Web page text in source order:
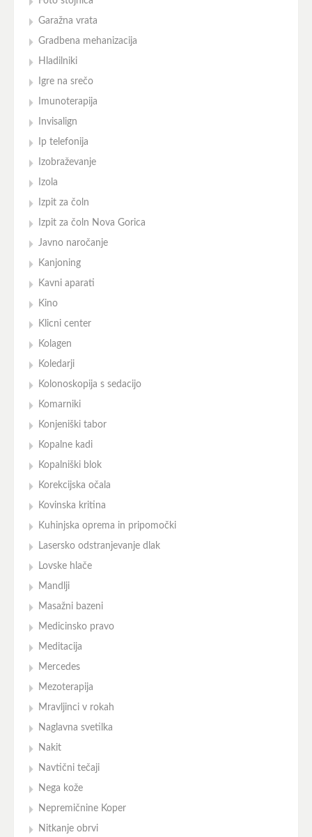
Garažna vrata
Gradbena mehanizacija
Hladilniki
Igre na srečo
Imunoterapija
Invisalign
Ip telefonija
Izobraževanje
Izola
Izpit za čoln
Izpit za čoln Nova Gorica
Javno naročanje
Kanjoning
Kavni aparati
Kino
Klicni center
Kolagen
Koledarji
Kolonoskopija s sedacijo
Komarniki
Konjeniški tabor
Kopalne kadi
Kopalniški blok
Korekcijska očala
Kovinska kritina
Kuhinjska oprema in pripomočki
Lasersko odstranjevanje dlak
Lovske hlače
Mandlji
Masažni bazeni
Medicinsko pravo
Meditacija
Mercedes
Mezoterapija
Mravljinci v rokah
Naglavna svetilka
Nakit
Navtični tečaji
Nega kože
Nepremičnine Koper
Nitkanje obrvi